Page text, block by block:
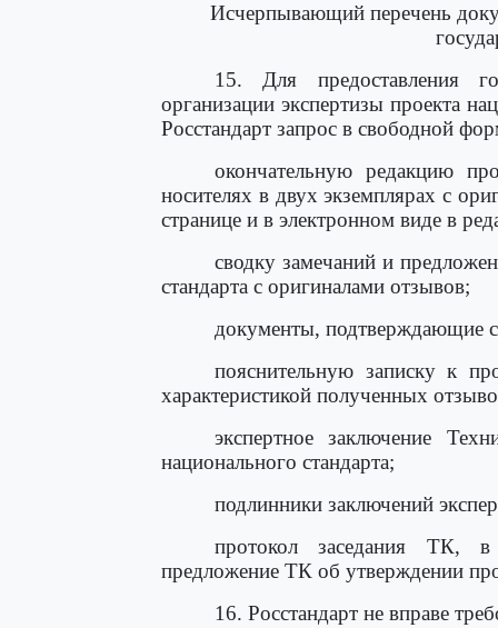
Исчерпывающий перечень
15. Для предоставления
организации экспертизы проекта
Росстандарт запрос в свободной
окончательную редакцию
носителях в двух экземплярах с
странице и в электронном виде в
сводку замечаний и
стандарта с оригиналами отзывов;
документы, подтверждающие
пояснительную записку к
характеристикой полученных
экспертное заключение
национального стандарта;
подлинники заключений
протокол заседания ТК, в
предложение ТК об утверждении
16. Росстандарт не вправе